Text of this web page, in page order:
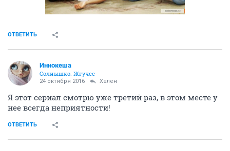
ОТВЕТИТЬ
Иннокеша
Солнышко. Жгучее
24 октября 2016 Хелен
Я этот сериал смотрю уже третий раз, в этом месте у
нее всегда неприятности!
ОТВЕТИТЬ